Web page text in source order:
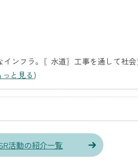
ンフラ。〖水道〗工事を通して社会
っと見る)
活動の紹介一覧